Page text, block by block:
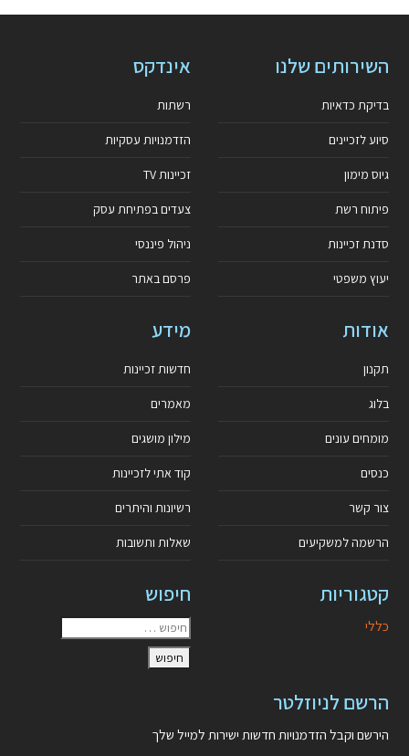
השירותים שלנו
בדיקת כדאיות
סיוע לזכיינים
גיוס מימון
פיתוח רשת
סדנת זכיינות
יעוץ משפטי
אינדקס
רשתות
הזדמנויות עסקיות
זכיינות TV
צעדים בפתיחת עסק
ניהול פיננסי
פרסם באתר
אודות
תקנון
בלוג
מומחים עונים
כנסים
צור קשר
הרשמה למשקיעים
מידע
חדשות זכיינות
מאמרים
מילון מושגים
קוד אתי לזכיינות
רשיונות והיתרים
שאלות ותשובות
קטגוריות
כללי
חיפוש
הרשם לניוזלטר
הירשם וקבל הזדמנויות חדשות ישירות למייל שלך